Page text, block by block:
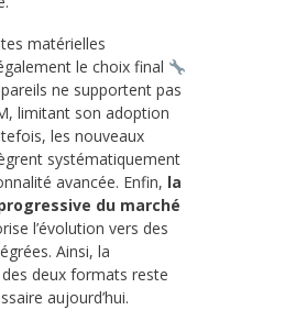
matérielles
le choix final
ne supportent pas
limitant son adoption
les nouveaux
systématiquement
avancée. Enfin, la
du marché
l’évolution vers des
Ainsi, la
deux formats reste
aujourd’hui.